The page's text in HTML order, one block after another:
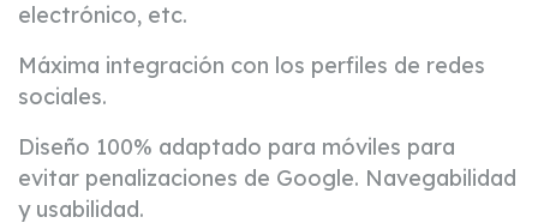
electrónico, etc.
Máxima integración con los perfiles de redes
sociales.
Diseño 100% adaptado para móviles para
evitar penalizaciones de Google. Navegabilidad
y usabilidad.